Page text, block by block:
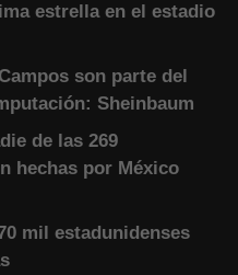
estrella en el estadio
son parte del
Sheinbaum
de las 269
hechas por México
mil estadunidenses